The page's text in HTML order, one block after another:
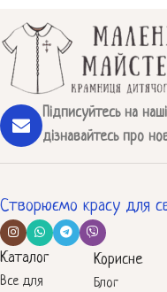
Підписуйтесь на
дізнавайтесь про
Створюємо красу для
Каталог
Все для
Корисне
Блог